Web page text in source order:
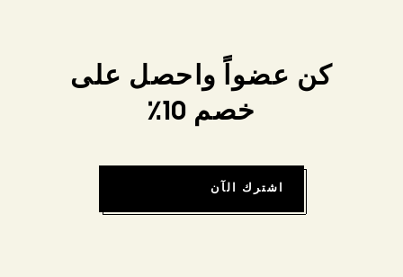
كن عضواً واحصل على
خصم 10٪
اشترك الآن